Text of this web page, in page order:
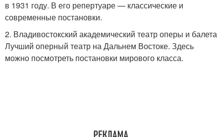
в 1931 году. В его репертуаре — классические и
современные постановки.
2. Владивостокский академический театр оперы и балета
Лучший оперный театр на Дальнем Востоке. Здесь
можно посмотреть постановки мирового класса.